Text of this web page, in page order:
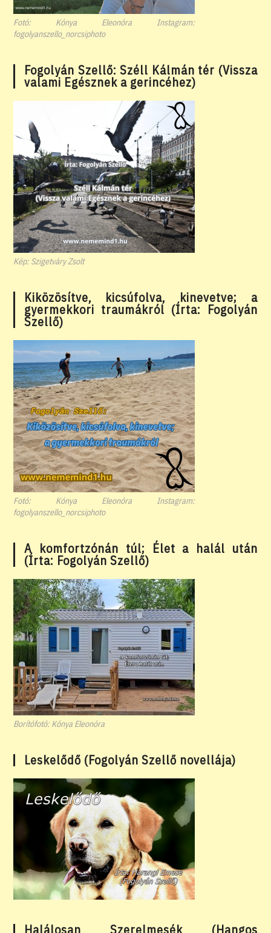
Fotó: Kónya Eleonóra Instagram:
fogolyanszello_norcsiphoto
Fogolyán Szellő: Széll Kálmán tér (Vissza
valami Egésznek a gerincéhez)
Kép: Szigetváry Zsolt
Kiközösítve, kicsúfolva, kinevetve; a
gyermekkori traumákról (Írta: Fogolyán
Szellő)
Fotó: Kónya Eleonóra Instagram:
fogolyanszello_norcsiphoto
A komfortzónán túl; Élet a halál után
(Írta: Fogolyán Szellő)
Borítófotó: Kónya Eleonóra
Leskelődő (Fogolyán Szellő novellája)
Halálosan Szerelmesék (Hangos